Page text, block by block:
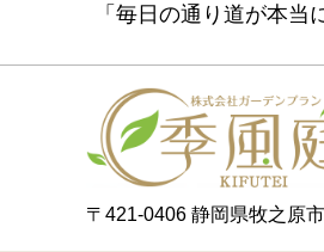
「毎日の通り道が本
〒421-0406 静岡県牧之原